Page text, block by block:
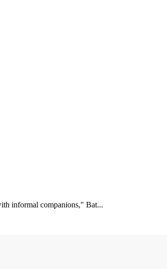
informal companions," Bat...